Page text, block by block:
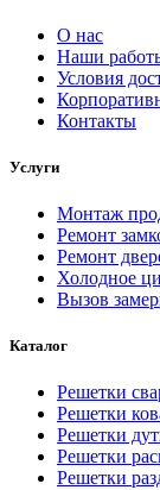
О нас
Наши
Условия
Контакты
Услуги
Монтаж
Ремонт
Ремонт
Холодное
Вызов
Каталог
Решетки
Решетки
Решетки
Решетки
Решетки